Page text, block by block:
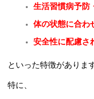
生活習慣病予防
体の状態に合わ
安全性に配慮さ
といった特徴があります
特に、